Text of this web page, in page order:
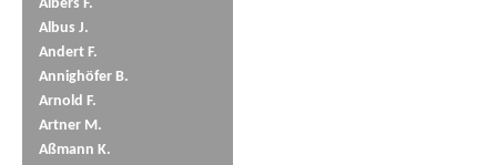
Albers F.
Albus J.
Andert F.
Annighöfer B.
Arnold F.
Artner M.
Aßmann K.